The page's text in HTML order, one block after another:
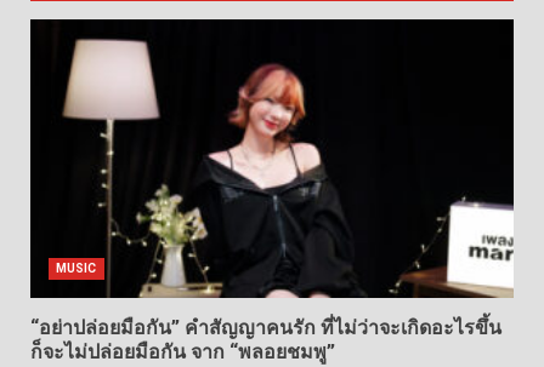
MUSIC
“อย่าปล่อยมือกัน” คำสัญญาคนรัก ที่ไม่ว่าจะเกิดอะไรขึ้น
ก็จะไม่ปล่อยมือกัน จาก “พลอยชมพู”